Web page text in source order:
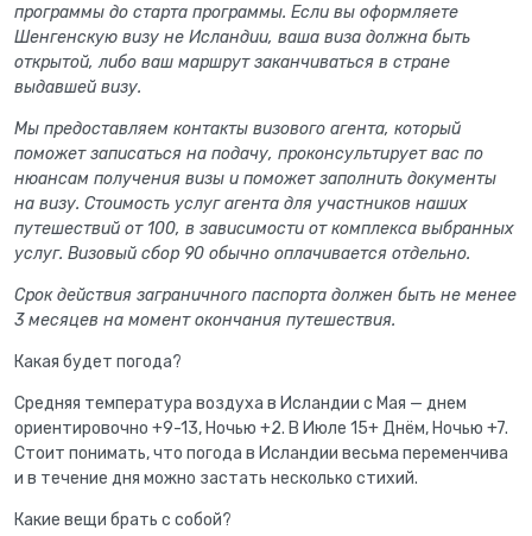
программы до старта программы. Если вы оформляете
Шенгенскую визу не Исландии, ваша виза должна быть
открытой, либо ваш маршрут заканчиваться в стране
выдавшей визу.
Мы предоставляем контакты визового агента, который
поможет записаться на подачу, проконсультирует вас по
нюансам получения визы и поможет заполнить документы
на визу. Стоимость услуг агента для участников наших
путешествий от 100, в зависимости от комплекса выбранных
услуг. Визовый сбор 90 обычно оплачивается отдельно.
Срок действия заграничного паспорта должен быть не менее
3 месяцев на момент окончания путешествия.
Какая будет погода?
Средняя температура воздуха в Исландии с Мая — днем
ориентировочно +9-13, Ночью +2. В Июле 15+ Днём, Ночью +7.
Стоит понимать, что погода в Исландии весьма переменчива
и в течение дня можно застать несколько стихий.
Какие вещи брать с собой?